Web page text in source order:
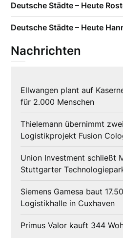
Deutsche Städte – Heute
Deutsche Städte – Heute
Nachrichten
Ellwangen plant auf
für 2.000 Menschen
Thielemann übernimmt
Logistikprojekt Fusion
Union Investment schließt
Stuttgarter
Siemens Gamesa baut
Logistikhalle in Cuxhaven
Primus Valor kauft 344